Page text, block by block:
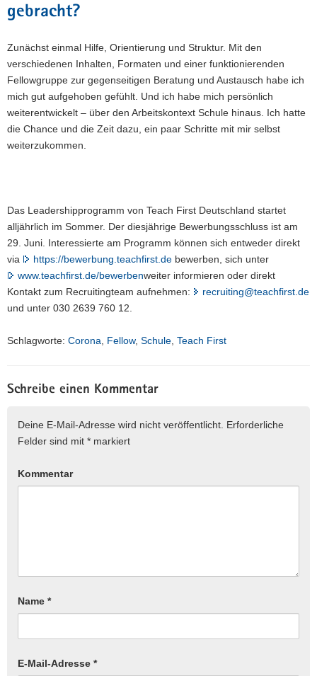
gebracht?
Zunächst einmal Hilfe, Orientierung und Struktur. Mit den
verschiedenen Inhalten, Formaten und einer funktionierenden
Fellowgruppe zur gegenseitigen Beratung und Austausch habe ich
mich gut aufgehoben gefühlt. Und ich habe mich persönlich
weiterentwickelt – über den Arbeitskontext Schule hinaus. Ich hatte
die Chance und die Zeit dazu, ein paar Schritte mit mir selbst
weiterzukommen.
Das Leadershipprogramm von Teach First Deutschland startet
alljährlich im Sommer. Der diesjährige Bewerbungsschluss ist am
29. Juni. Interessierte am Programm können sich entweder direkt
via
https://bewerbung.teachfirst.de bewerben, sich unter
www.teachfirst.de/bewerbenweiter informieren oder direkt
Kontakt zum Recruitingteam aufnehmen:
recruiting@teachfirst.de
und unter 030 2639 760 12.
Schlagworte: Corona Fellow, Schule Teach First
Schreibe einen Kommentar
Deine E-Mail-Adresse wird nicht veröffentlicht. Erforderliche
Felder sind mit * markiert
Kommentar
Name *
E-Mail-Adresse *